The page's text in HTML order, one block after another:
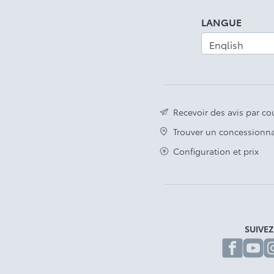
Avis légal
LANGUE
Recevoir des avis par
Trouver un
Configuration et prix